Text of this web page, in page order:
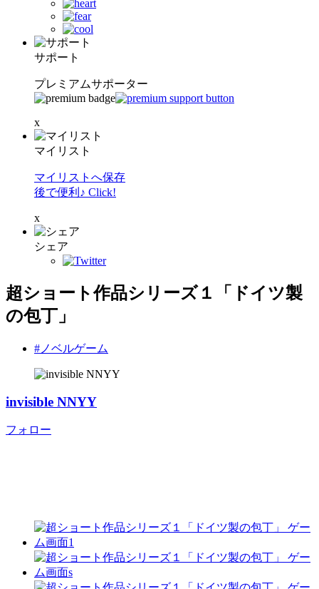
サポート
プレミアムサポーター
x
マイリスト
マイリストへ保存
後で便利♪ Click!
x
シェア
超ショート作品シリーズ１「ドイツ製
の包丁」
#ノベルゲーム
invisible NNYY
フォロー